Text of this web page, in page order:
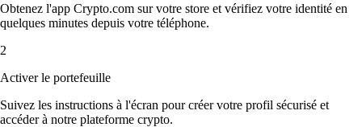
Obtenez l'app Crypto.com sur votre store et vérifiez votre identité en
quelques minutes depuis votre téléphone.
2
Activer le portefeuille
Suivez les instructions à l'écran pour créer votre profil sécurisé et
accéder à notre plateforme crypto.